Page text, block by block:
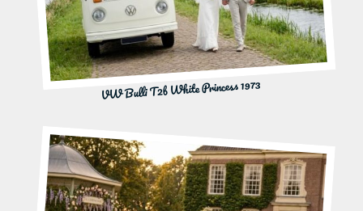
VW Bulli T2b White Princess 1973